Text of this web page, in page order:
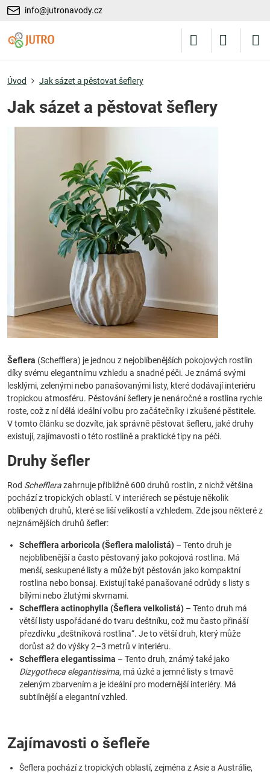
info@jutronavody.cz
Úvod Jak sázet a pěstovat šeflery
Jak sázet a pěstovat šeflery
Šeflera (Schefflera) je jednou z nejoblíbenějších pokojových rostlin
díky svému elegantnímu vzhledu a snadné péči. Je známá svými
lesklými, zelenými nebo panašovanými listy, které dodávají interiéru
tropickou atmosféru. Pěstování šeflery je nenáročné a rostlina rychle
roste, což z ní dělá ideální volbu pro začátečníky i zkušené pěstitele.
V tomto článku se dozvíte, jak správně pěstovat šefleru, jaké druhy
existují, zajímavosti o této rostlině a praktické tipy na péči.
Druhy šefler
Rod Schefflerazahrnuje přibližně 600 druhů rostlin, z nichž většina
pochází z tropických oblastí. V interiérech se pěstuje několik
oblíbených druhů, které se liší velikostí a vzhledem. Zde jsou některé z
nejznámějších druhů šefler:
Schefflera arboricola (Šeflera malolistá) – Tento druh je
nejoblíbenější a často pěstovaný jako pokojová rostlina. Má
menší, seskupené listy a může být pěstován jako kompaktní
rostlina nebo bonsaj. Existují také panašované odrůdy s listy s
bílými nebo žlutými skvrnami.
Schefflera actinophylla (Šeflera velkolistá) – Tento druh má
větší listy uspořádané do tvaru deštníku, což mu často přináší
přezdívku „deštníková rostlina“. Je to větší druh, který může
dorůst až do výšky 2–3 metrů v interiéru.
Schefflera elegantissima – Tento druh, známý také jako
Dizygotheca elegantissima, má úzké a jemné listy s tmavě
zeleným zbarvením a je ideální pro modernější interiéry. Má
subtilnější a elegantní vzhled.
Zajímavosti o šefleře
Šeflera pochází z tropických oblastí, zejména z Asie a Austrálie,